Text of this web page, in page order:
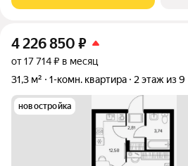
4 226 850 ₽
от 17 714 ₽ в месяц
31,3 м²
1-комн. квартира 2 этаж из 9
новостройка